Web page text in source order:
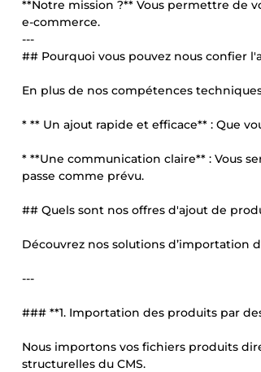
**Notre mission ?** Vous permettre de
e-commerce.
---
## Pourquoi vous pouvez nous confier
En plus de nos compétences
* ** Un ajout rapide et efficace** : Que
* **Une communication claire** : Vous
passe comme prévu.
## Quels sont nos offres d'ajout de
Découvrez nos solutions d’importation
---
### **1. Importation des produits par
Nous importons vos fichiers produits
structurelles du CMS.